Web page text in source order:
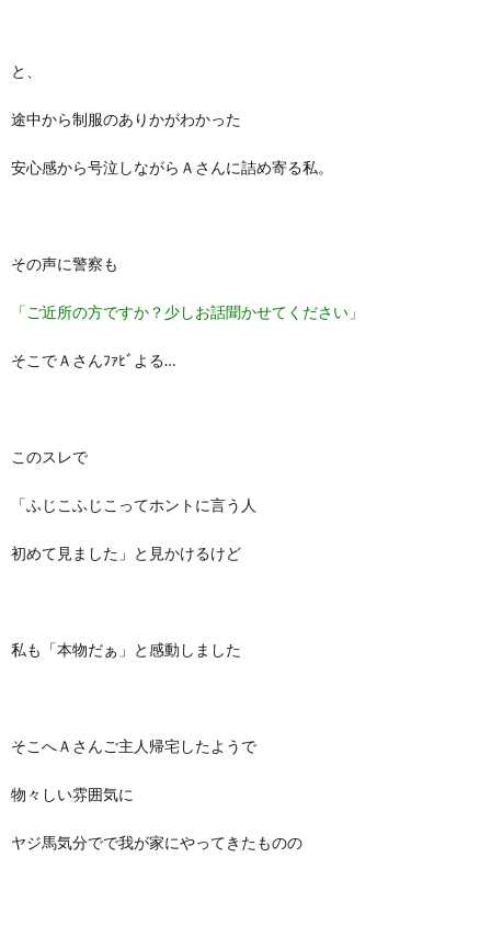
と、
途中から制服のありかがわかった
安心感から号泣しながらＡさんに詰め寄る私。
その声に警察も
「ご近所の方ですか？少しお話聞かせてください」
そこでＡさんﾌｧﾋﾞよる…
このスレで
「ふじこふじこってホントに言う人
初めて見ました」と見かけるけど
私も「本物だぁ」と感動しました
そこへＡさんご主人帰宅したようで
物々しい雰囲気に
ヤジ馬気分でで我が家にやってきたものの